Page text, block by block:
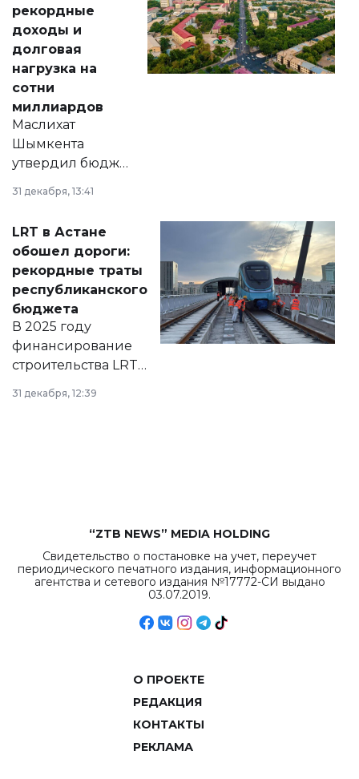
рекордные
доходы и
долговая
нагрузка на
сотни
миллиардов
Маслихат
Шымкента
утвердил бюджет
города на 2026–
2028 годы.
документ
появился в базе
нормативных
правовых актов и
на сайте маслихат
города.
31 декабря, 13:41
LRT в Астане
обошел дороги:
рекордные траты
республиканского
бюджета
В 2025 году
финансирование
строительства LRT
в Астане из
республиканского
31 декабря, 12:39
“ZTB NEWS” MEDIA HOLDING
Свидетельство о постановке на учет, переучет
периодического печатного издания, информационного
агентства и сетевого издания №17772-СИ выдано
03.07.2019.
О ПРОЕКТЕ
РЕДАКЦИЯ
КОНТАКТЫ
РЕКЛАМА